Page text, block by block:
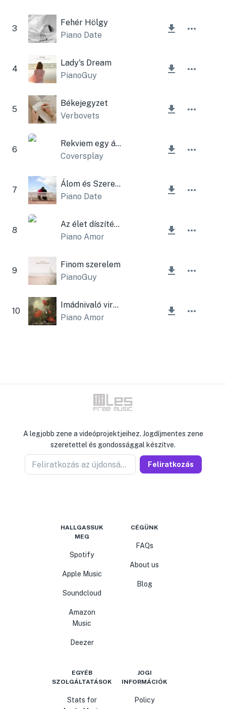
3
Fehér Hölgy
Piano Date
4
Lady's Dream
PianoGuy
5
Békejegyzet
Verbovets
6
Rekviem egy álomért
Coversplay
7
Álom és Szerelem
Piano Date
8
Az élet díszítése
Piano Amor
9
Finom szerelem
PianoGuy
10
Imádnivaló virágok
Piano Amor
A legjobb zene a videóprojektjeihez. Jogdíjmentes zene
szeretettel és gondossággal készítve.
Feliratkozás az újdonságokért Feliratkozás
HALLGASSUK
MEG
Spotify
Apple Music
Soundcloud
Amazon
Music
Deezer
CÉGÜNK
FAQs
About us
Blog
EGYÉB
SZOLGÁLTATÁSOK
Stats for
JOGI
INFORMÁCIÓK
Policy